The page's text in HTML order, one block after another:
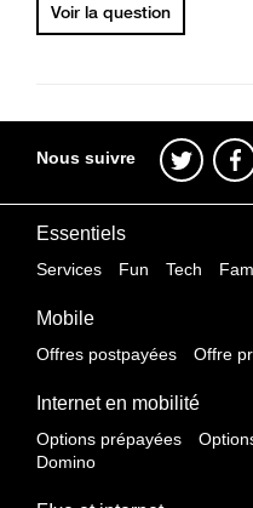
Voir la question
Nous suivre
Essentiels
Services Fun Tech
Mobile
Offres postpayées Offre
Internet en mobilité
Options prépayées
Domino